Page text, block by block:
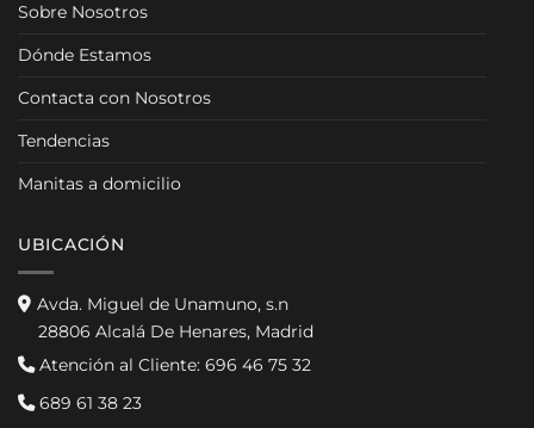
Sobre Nosotros
Dónde Estamos
Contacta con Nosotros
Tendencias
Manitas a domicilio
UBICACIÓN
Avda. Miguel de Unamuno, s.n
28806 Alcalá De Henares, Madrid
Atención al Cliente: 696 46 75 32
689 61 38 23